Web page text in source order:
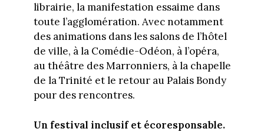
librairie, la manifestation essaime dans
toute l’agglomération. Avec notamment
des animations dans les salons de l’hôtel
de ville, à la Comédie-Odéon, à l’opéra,
au théâtre des Marronniers, à la chapelle
de la Trinité et le retour au Palais Bondy
pour des rencontres.
Un festival inclusif et écoresponsable.